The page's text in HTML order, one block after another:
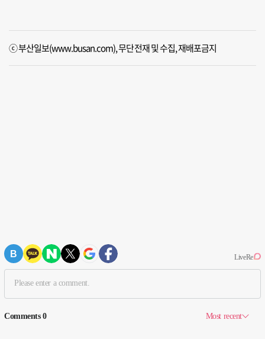
ⓒ 부산일보(www.busan.com), 무단전재 및 수집, 재배포금지